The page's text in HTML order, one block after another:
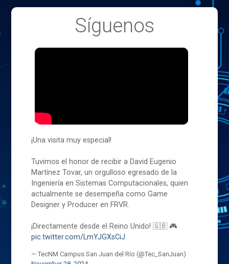
Síguenos
¡Una visita muy especial!
Tuvimos el honor de recibir a David Eugenio
Martínez Tovar, un orgulloso egresado de la
Ingeniería en Sistemas Computacionales, quien
actualmente se desempeña como Game
Designer y Producer en FRVR.
¡Directamente desde el Reino Unido! 🇬🇧 🎮
pic.twitter.com/LmYJGXsCiJ
— TecNM Campus San Juan del Río (@Tec_SanJuan)